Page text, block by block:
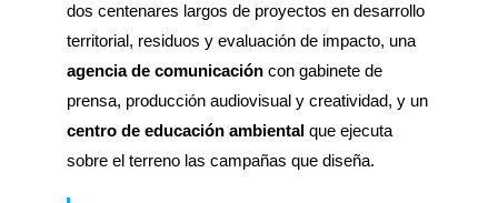
dos centenares largos de proyectos en desarrollo
territorial, residuos y evaluación de impacto, una
agencia de comunicacióncon gabinete de
prensa, producción audiovisual y creatividad, y un
centro de educación ambientalque ejecuta
sobre el terreno las campañas que diseña.